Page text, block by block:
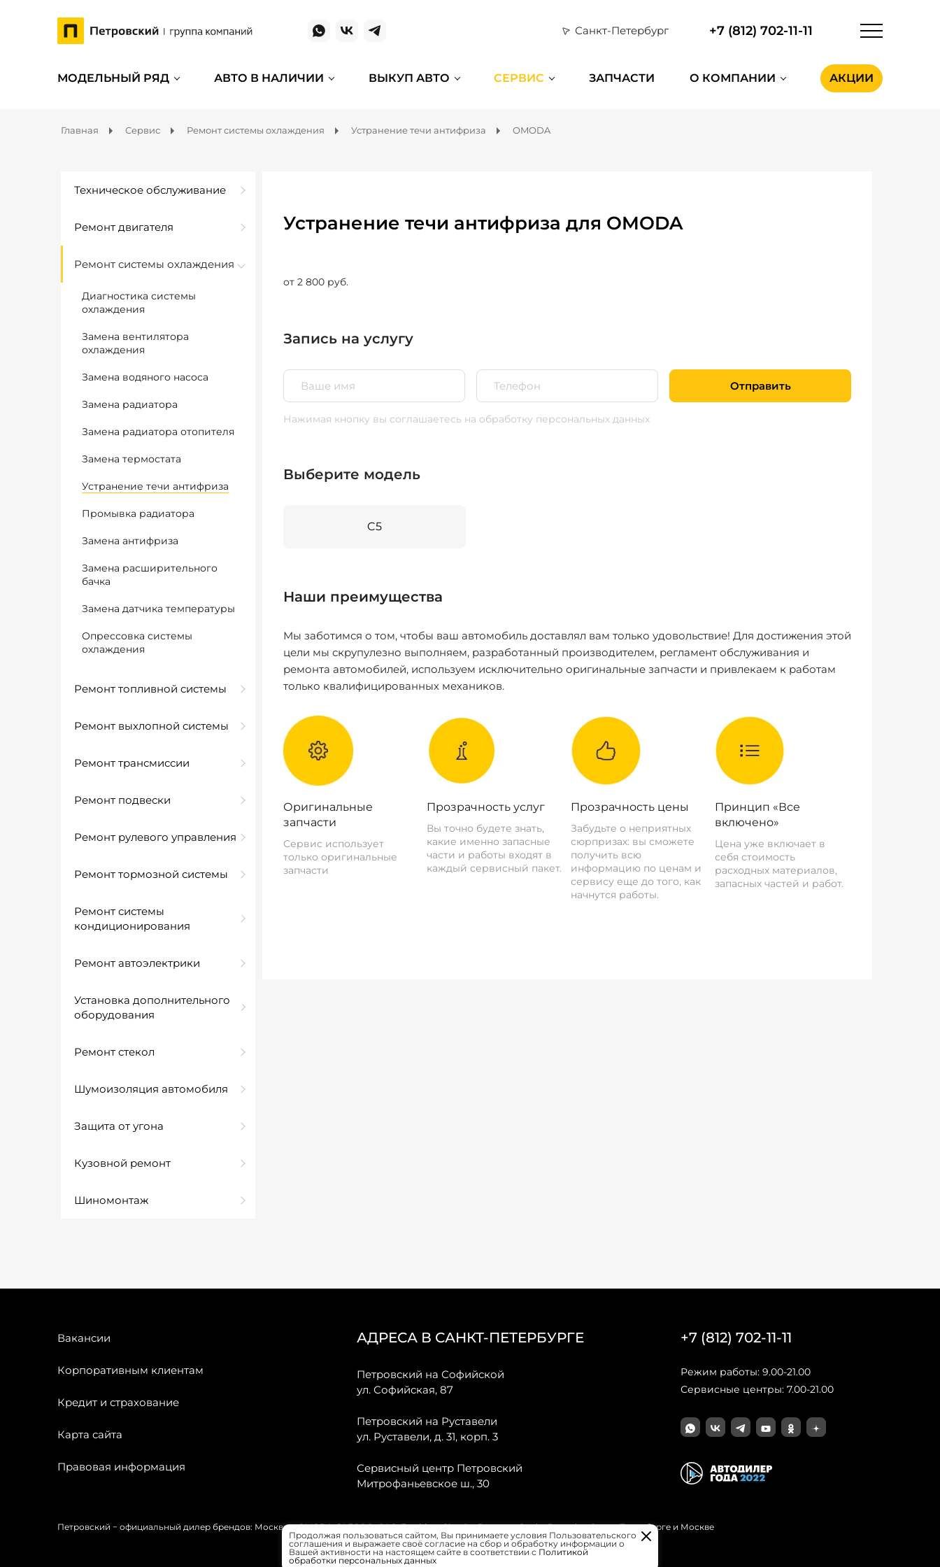
Санкт-Петербург +7 (812) 702-11-11
МОДЕЛЬНЫЙ РЯД АВТО В НАЛИЧИИ ВЫКУП АВТО СЕРВИС ЗАПЧАСТИ О КОМПАНИИ АКЦИИ
Главная Сервис Ремонт системы охлаждения Устранение течи антифриза OMODA
Техническое обслуживание
Ремонт двигателя
Ремонт системы охлаждения
Диагностика системы
охлаждения
Замена вентилятора
охлаждения
Замена водяного насоса
Замена радиатора
Замена радиатора отопителя
Замена термостата
Устранение течи антифриза
Промывка радиатора
Замена антифриза
Замена расширительного
бачка
Замена датчика температуры
Опрессовка системы
охлаждения
Ремонт топливной системы
Ремонт выхлопной системы
Ремонт трансмиссии
Ремонт подвески
Ремонт рулевого управления
Ремонт тормозной системы
Ремонт системы
кондиционирования
Ремонт автоэлектрики
Установка дополнительного
оборудования
Ремонт стекол
Шумоизоляция автомобиля
Защита от угона
Кузовной ремонт
Шиномонтаж
Устранение течи антифриза для OMODA
от 2 800 руб.
Запись на услугу
Отправить
Нажимая кнопку вы соглашаетесь на обработку персональных данных
Выберите модель
C5
Наши преимущества
Мы заботимся о том, чтобы ваш автомобиль доставлял вам только удовольствие! Для достижения этой
цели мы скрупулезно выполняем, разработанный производителем, регламент обслуживания и
ремонта автомобилей, используем исключительно оригинальные запчасти и привлекаем к работам
только квалифицированных механиков.
Оригинальные
запчасти
Сервис использует
только оригинальные
запчасти
Прозрачность услуг
Вы точно будете знать,
какие именно запасные
части и работы входят в
каждый сервисный пакет.
Прозрачность цены
Забудьте о неприятных
сюрпризах: вы сможете
получить всю
информацию по ценам и
сервису еще до того, как
начнутся работы.
Принцип «Все
включено»
Цена уже включает в
себя стоимость
расходных материалов,
запасных частей и работ.
Вакансии
Корпоративным клиентам
Кредит и страхование
Карта сайта
Правовая информация
АДРЕСА В САНКТ-ПЕТЕРБУРГЕ
Петровский на Софийской
ул. Софийская, 87
Петровский на Руставели
ул. Руставели, д. 31, корп. 3
Сервисный центр Петровский
Митрофаньевское ш., 30
+7 (812) 702-11-11
Режим работы: 9.00-21.00
Сервисные центры: 7.00-21.00
Петровский − официальный дилер брендов: Москвич, OMODA, JAECOO, GAC, Forthing, Citroёn, Peugeot, Opel и Renault в Санкт-Петербурге и Москве
Продолжая пользоваться сайтом, Вы принимаете условия Пользовательского
соглашения и выражаете своё согласие на сбор и обработку информации о
Вашей активности на настоящем сайте в соответствии с Политикой
обработки персональных данных